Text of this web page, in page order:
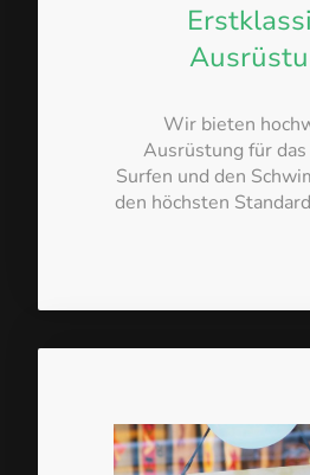
Wir bieten
Ausrüstung für das
Surfen und den
den höchsten